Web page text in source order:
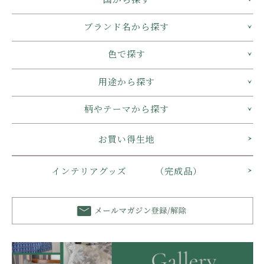
ブランド名から探す
色で探す
用途から探す
柄やテーマから探す
お買い得生地
インテリアグッズ （完成品）